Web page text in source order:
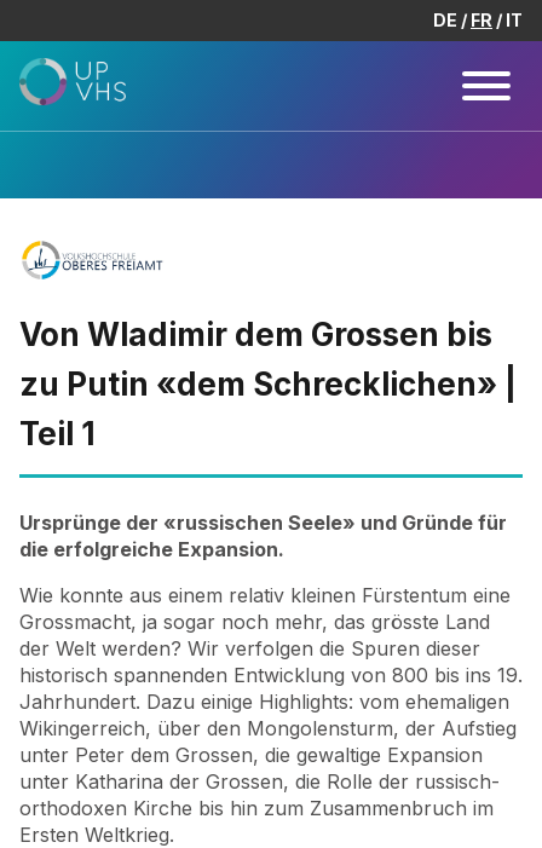
DE FR IT
Von Wladimir dem Grossen bis
zu Putin «dem Schrecklichen» |
Teil 1
Ursprünge der «russischen Seele» und Gründe für
die erfolgreiche Expansion.
Wie konnte aus einem relativ kleinen Fürstentum eine
Grossmacht, ja sogar noch mehr, das grösste Land
der Welt werden? Wir verfolgen die Spuren dieser
historisch spannenden Entwicklung von 800 bis ins 19.
Jahrhundert. Dazu einige Highlights: vom ehemaligen
Wikingerreich, über den Mongolensturm, der Aufstieg
unter Peter dem Grossen, die gewaltige Expansion
unter Katharina der Grossen, die Rolle der russisch-
orthodoxen Kirche bis hin zum Zusammenbruch im
Ersten Weltkrieg.